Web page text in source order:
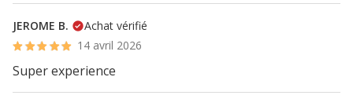
JEROME B.
Achat vérifié
14 avril 2026
Super experience